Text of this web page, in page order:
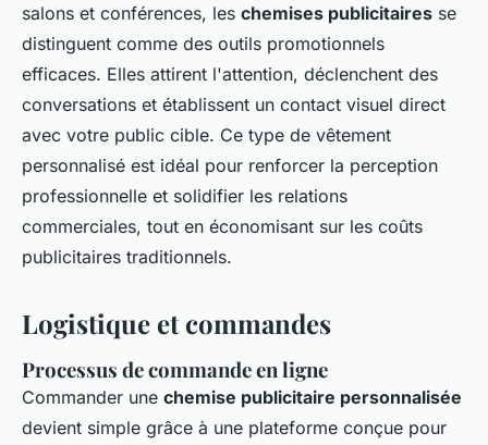
salons et conférences, les chemises publicitaires se
distinguent comme des outils promotionnels
efficaces. Elles attirent l'attention, déclenchent des
conversations et établissent un contact visuel direct
avec votre public cible. Ce type de vêtement
personnalisé est idéal pour renforcer la perception
professionnelle et solidifier les relations
commerciales, tout en économisant sur les coûts
publicitaires traditionnels.
Logistique et commandes
Processus de commande en ligne
Commander une chemise publicitaire personnalisée
devient simple grâce à une plateforme conçue pour